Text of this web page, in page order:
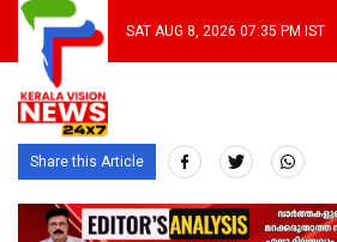
SAT AUG 8, 2026 07:35 PM IST
Share this Article